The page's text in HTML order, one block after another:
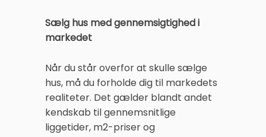
Sælg hus med gennemsigtighed i
markedet
Når du står overfor at skulle sælge
hus, må du forholde dig til markedets
realiteter. Det gælder blandt andet
kendskab til gennemsnitlige
liggetider, m2-priser og